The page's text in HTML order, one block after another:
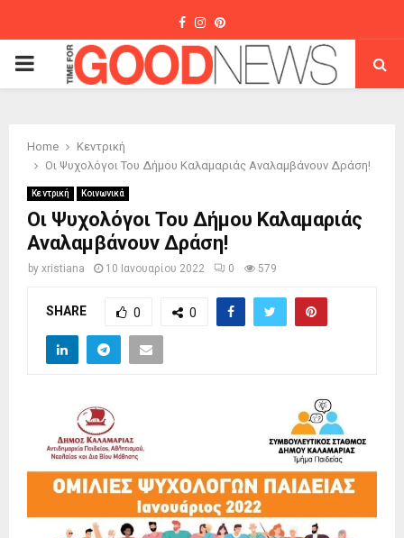
Facebook
Instagram
Pinterest
PRIMARY
Home
Κεντρική
Οι Ψυχολόγοι Του Δήμου Καλαμαριάς Αναλαμβάνουν Δράση!
Κεντρική Κοινωνικά
Οι Ψυχολόγοι Του Δήμου Καλαμαριάς
Αναλαμβάνουν Δράση!
by xristiana 10 Ιανουαρίου 2022 0 579
SHARE 0 0